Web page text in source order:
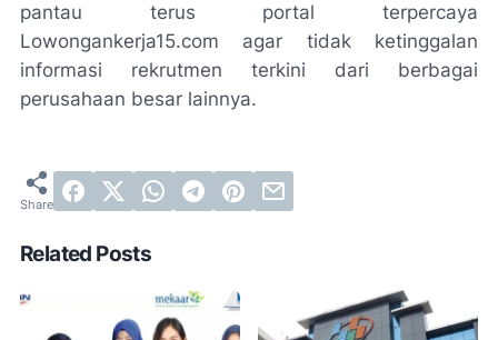
pantau terus portal terpercaya
Lowongankerja15.com agar tidak ketinggalan
informasi rekrutmen terkini dari berbagai
perusahaan besar lainnya.
Related Posts